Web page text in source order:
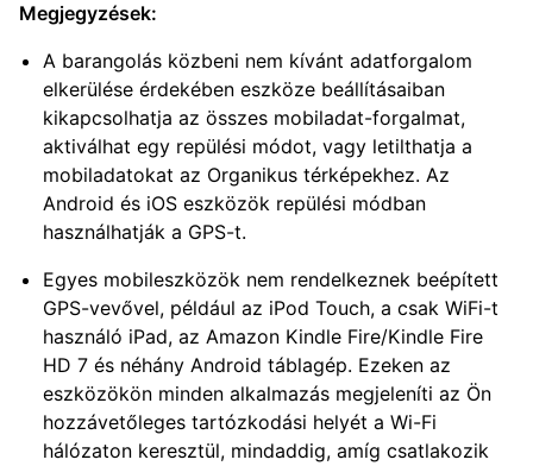
Megjegyzések:
A barangolás közbeni nem kívánt adatforgalom
elkerülése érdekében eszköze beállításaiban
kikapcsolhatja az összes mobiladat-forgalmat,
aktiválhat egy repülési módot, vagy letilthatja a
mobiladatokat az Organikus térképekhez. Az
Android és iOS eszközök repülési módban
használhatják a GPS-t.
Egyes mobileszközök nem rendelkeznek beépített
GPS-vevővel, például az iPod Touch, a csak WiFi-t
használó iPad, az Amazon Kindle Fire/Kindle Fire
HD 7 és néhány Android táblagép. Ezeken az
eszközökön minden alkalmazás megjeleníti az Ön
hozzávetőleges tartózkodási helyét a Wi-Fi
hálózaton keresztül, mindaddig, amíg csatlakozik